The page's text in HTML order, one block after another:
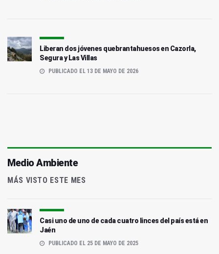
Liberan dos jóvenes quebrantahuesos en Cazorla,
Segura y Las Villas
PUBLICADO EL 13 DE MAYO DE 2026
Medio Ambiente
MÁS VISTO ESTE MES
Casi uno de uno de cada cuatro linces del país está en
Jaén
PUBLICADO EL 25 DE MAYO DE 2025